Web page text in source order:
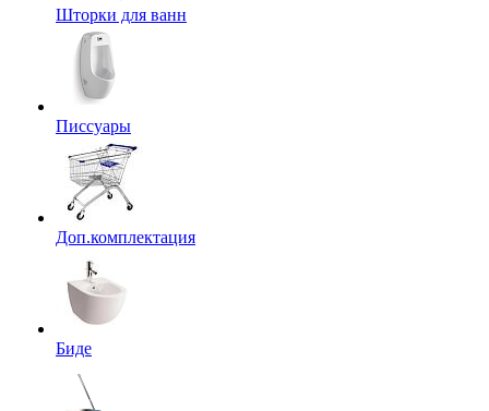
Шторки для ванн
Писсуары
Доп.комплектация
Биде